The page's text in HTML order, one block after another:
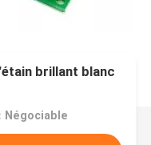
brillant blanc
Négociable